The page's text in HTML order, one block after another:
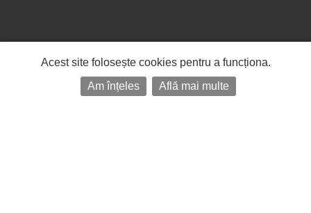
Acest site folosește cookies pentru a funcționa.
Am înțeles
Află mai multe